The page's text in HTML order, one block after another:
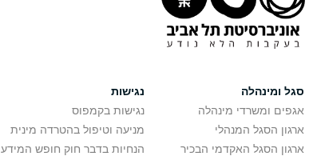
סגל ומינהלה
אגפים ומשרדי מינהלה
ארגון הסגל המנהלי
ארגון הסגל האקדמי הבכיר
נגישות
נגישות בקמפוס
מניעה וטיפול בהטרדה מינית
הנחיות בדבר חוק חופש המידע